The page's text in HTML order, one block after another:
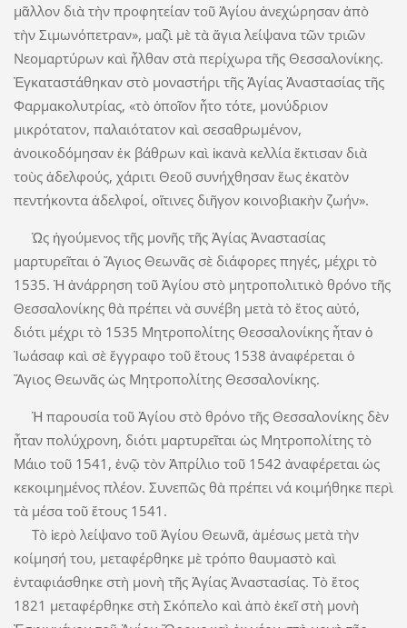
μᾶλλον διὰ τὴν προφητείαν τοῦ Ἁγίου ἀνεχώρησαν ἀπὸ
τὴν Σιμωνόπετραν», μαζὶ μὲ τὰ ἅγια λείψανα τῶν τριῶν
Νεομαρτύρων καὶ ἦλθαν στὰ περίχωρα τῆς Θεσσαλονίκης.
Ἐγκαταστάθηκαν στὸ μοναστήρι τῆς Ἁγίας Ἀναστασίας τῆς
Φαρμακολυτρίας, «τὸ ὁποῖον ἦτο τότε, μονύδριον
μικρότατον, παλαιότατον καὶ σεσαθρωμένον,
ἀνοικοδόμησαν ἐκ βάθρων καὶ ἱκανὰ κελλία ἔκτισαν διὰ
τοὺς ἀδελφούς, χάριτι Θεοῦ συνήχθησαν ἕως ἑκατὸν
πεντήκοντα ἀδελφοί, οἵτινες διῆγον κοινοβιακὴν ζωήν».
Ὡς ἡγούμενος τῆς μονῆς τῆς Ἁγίας Ἀναστασίας
μαρτυρεῖται ὁ Ἅγιος Θεωνᾶς σὲ διάφορες πηγές, μέχρι τὸ
1535. Ἡ ἀνάρρηση τοῦ Ἁγίου στὸ μητροπολιτικὸ θρόνο τῆς
Θεσσαλονίκης θὰ πρέπει νὰ συνέβη μετὰ τὸ ἔτος αὐτό,
διότι μέχρι τὸ 1535 Μητροπολίτης Θεσσαλονίκης ἦταν ὁ
Ἰωάσαφ καὶ σὲ ἔγγραφο τοῦ ἔτους 1538 ἀναφέρεται ὁ
Ἅγιος Θεωνᾶς ὡς Μητροπολίτης Θεσσαλονίκης.
Ἡ παρουσία τοῦ Ἁγίου στὸ θρόνο τῆς Θεσσαλονίκης δὲν
ἦταν πολύχρονη, διότι μαρτυρεῖται ὡς Μητροπολίτης τὸ
Μάιο τοῦ 1541, ἐνῷ τὸν Ἀπρίλιο τοῦ 1542 ἀναφέρεται ὡς
κεκοιμημένος πλέον. Συνεπῶς θὰ πρέπει νά κοιμήθηκε περὶ
τὰ μέσα τοῦ ἔτους 1541.
Τὸ ἱερὸ λείψανο τοῦ Ἁγίου Θεωνᾶ, ἀμέσως μετὰ τὴν
κοίμησή του, μεταφέρθηκε μὲ τρόπο θαυμαστὸ καὶ
ἐνταφιάσθηκε στὴ μονὴ τῆς Ἁγίας Ἀναστασίας. Τὸ ἔτος
1821 μεταφέρθηκε στὴ Σκόπελο καὶ ἀπὸ ἐκεῖ στὴ μονὴ